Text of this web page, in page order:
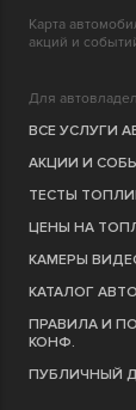
Карта
акций и
Для
ВСЕ УСЛУГИ
АКЦИИ И
ТЕСТЫ
ЦЕНЫ НА
КАМЕРЫ
КАТАЛОГ
ПРАВИЛА И
КОНФ.
ПУБЛИЧНЫЙ